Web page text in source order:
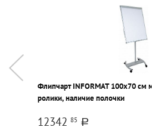
Флипчарт INFORMAT 100х70 см
ролики, наличие полочки
12342 85 a